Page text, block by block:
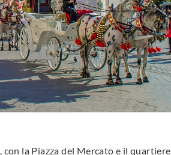
, con la Piazza del Mercato e il quartiere